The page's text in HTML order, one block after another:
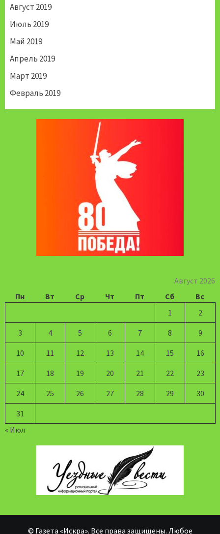
Август 2019
Июль 2019
Май 2019
Апрель 2019
Март 2019
Февраль 2019
Август 2026
Пн
Вт Ср Чт Пт Сб
Вс
1
2
3 4 5 6 7 8 9
10 11 12 13 14 15 16
17 18 19 20 21 22 23
24 25 26 27 28 29 30
31
« Июл
© Газета «Искра». Все права защищены. Любое